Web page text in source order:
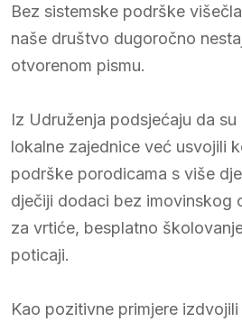
Bez sistemske podrške
naše društvo dugoročno
otvorenom pismu.
Iz Udruženja podsjećaju da
lokalne zajednice već usvojili
podrške porodicama s više
dječiji dodaci bez imovinskog
za vrtiće, besplatno
poticaji.
Kao pozitivne primjere